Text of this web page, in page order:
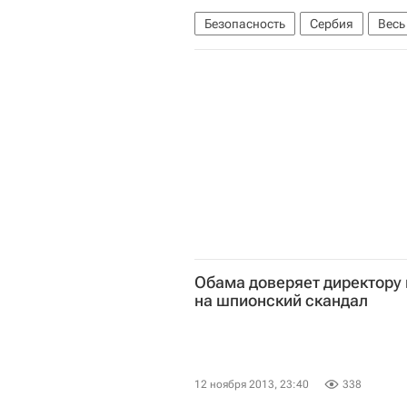
Безопасность Сербия
Министерство обороны РФ
Обама доверяет
на шпионский скандал
12 ноября 2013, 23:40 338